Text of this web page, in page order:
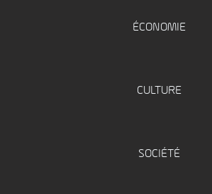
ÉCONOMIE
CULTURE
SOCIÉTÉ